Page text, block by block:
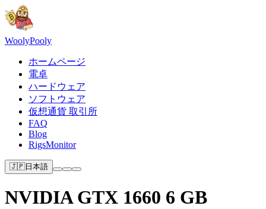
WoolyPooly
ホームページ
電卓
ハードウェア
ソフトウェア
仮想通貨 取引所
FAQ
Blog
RigsMonitor
🇯🇵日本語
NVIDIA GTX 1660 6 GB